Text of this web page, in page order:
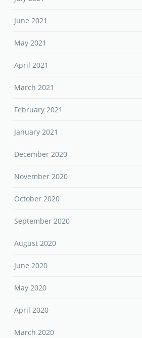
June 2021
May 2021
April 2021
March 2021
February 2021
January 2021
December 2020
November 2020
October 2020
September 2020
August 2020
June 2020
May 2020
April 2020
March 2020